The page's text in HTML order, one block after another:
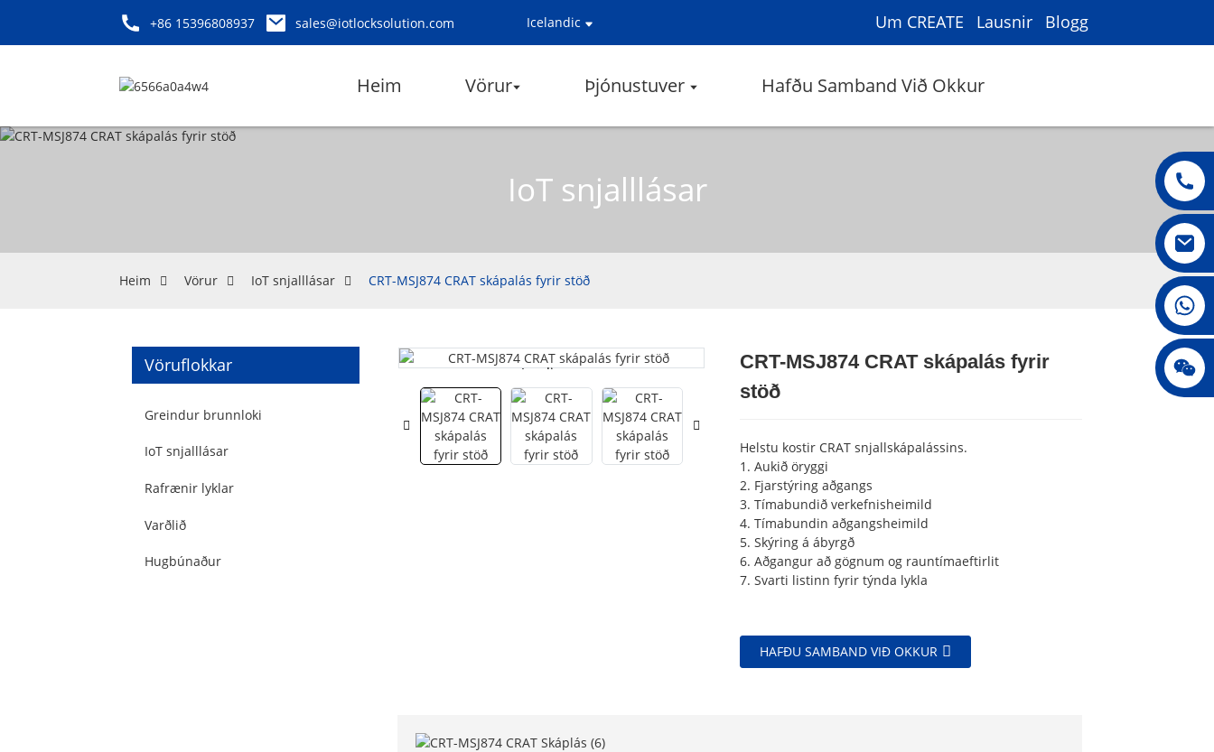
+86 15396808937 sales@iotlocksolution.com Icelandic Um CREATE Lausnir Blogg
Heim Vörur Þjónustuver Hafðu Samband Við Okkur
IoT snjalllásar
Heim Vörur IoT snjalllásar CRT-MSJ874 CRAT skápalás fyrir stöð
Vöruflokkar
Greindur brunnloki
IoT snjalllásar
Rafrænir lyklar
Varðlið
Hugbúnaður
Loading...
Loading... Loading...
Loading... Loading...
Loading... Loading...
Loading...
CRT-MSJ874 CRAT skápalás fyrir
stöð
Helstu kostir CRAT snjallskápalássins.
1. Aukið öryggi
2. Fjarstýring aðgangs
3. Tímabundið verkefnisheimild
4. Tímabundin aðgangsheimild
5. Skýring á ábyrgð
6. Aðgangur að gögnum og rauntímaeftirlit
7. Svarti listinn fyrir týnda lykla
HAFÐU SAMBAND VIÐ OKKUR